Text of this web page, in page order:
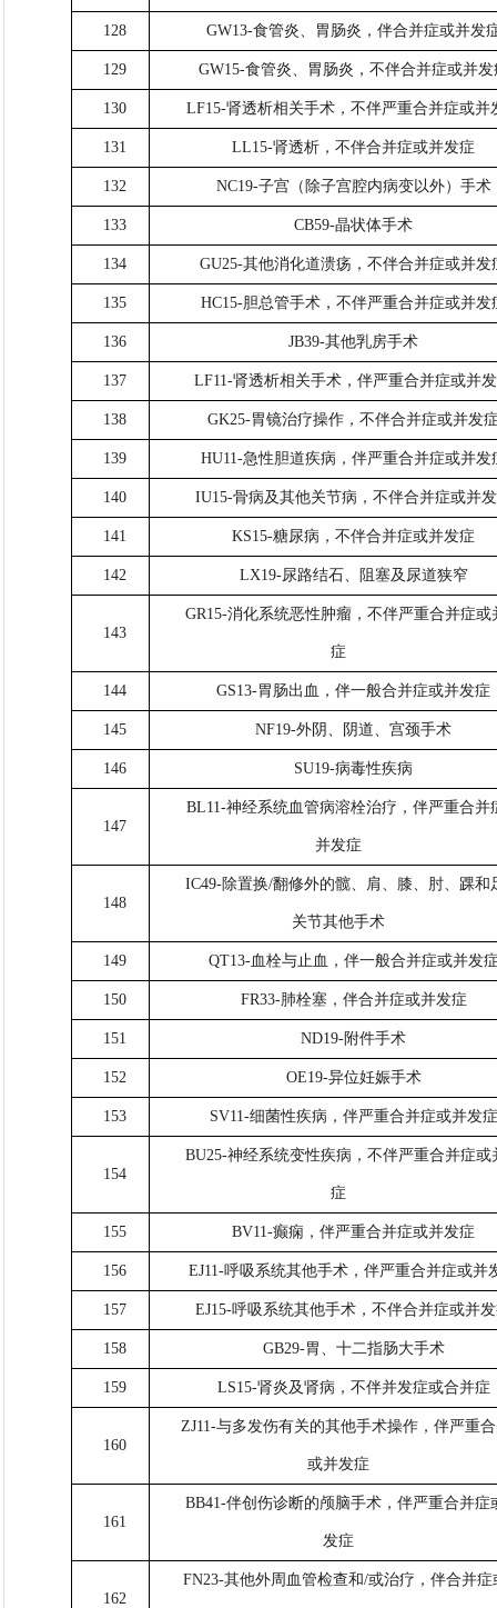
128 GW13-食管炎、胃肠炎，伴合并症或并发
129 GW15-食管炎、胃肠炎，不伴合并症或并发
130 LF15-肾透析相关手术，不伴严重合并症或并
131 LL15-肾透析，不伴合并症或并发症
132 NC19-子宫（除子宫腔内病变以外）手术
133 CB59-晶状体手术
134 GU25-其他消化道溃疡，不伴合并症或并发
135 HC15-胆总管手术，不伴严重合并症或并发
136 JB39-其他乳房手术
137 LF11-肾透析相关手术，伴严重合并症或并
138 GK25-胃镜治疗操作，不伴合并症或并发
139 HU11-急性胆道疾病，伴严重合并症或并发
140 IU15-骨病及其他关节病，不伴合并症或并
141 KS15-糖尿病，不伴合并症或并发症
142 LX19-尿路结石、阻塞及尿道狭窄
143
GR15-消化系统恶性肿瘤，不伴严重合并症或
症
144 GS13-胃肠出血，伴一般合并症或并发症
145 NF19-外阴、阴道、宫颈手术
146 SU19-病毒性疾病
147
BL11-神经系统血管病溶栓治疗，伴严重合并
并发症
148
IC49-除置换/翻修外的髋、肩、膝、肘、踝和
关节其他手术
149 QT13-血栓与止血，伴一般合并症或并发
150 FR33-肺栓塞，伴合并症或并发症
151 ND19-附件手术
152 OE19-异位妊娠手术
153 SV11-细菌性疾病，伴严重合并症或并发症
154
BU25-神经系统变性疾病，不伴严重合并症或
症
155 BV11-癫痫，伴严重合并症或并发症
156 EJ11-呼吸系统其他手术，伴严重合并症或并
157 EJ15-呼吸系统其他手术，不伴合并症或并
158 GB29-胃、十二指肠大手术
159 LS15-肾炎及肾病，不伴并发症或合并症
160
ZJ11-与多发伤有关的其他手术操作，伴严重
或并发症
161
BB41-伴创伤诊断的颅脑手术，伴严重合并症
发症
162
FN23-其他外周血管检查和/或治疗，伴合并症